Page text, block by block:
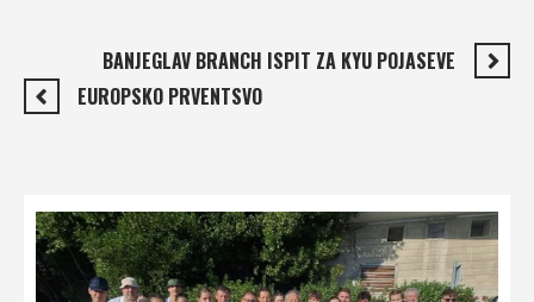
BANJEGLAV BRANCH ISPIT ZA KYU POJASEVE
EUROPSKO PRVENTSVO